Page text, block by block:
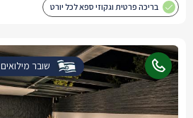
בריכה פרטית וגקוזי ספא לכל יורט
שובר מילואים